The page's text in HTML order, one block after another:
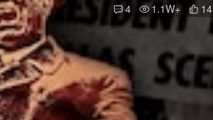
访问。旧网页可通过3yc.top访问。
4 1.1W+ 14